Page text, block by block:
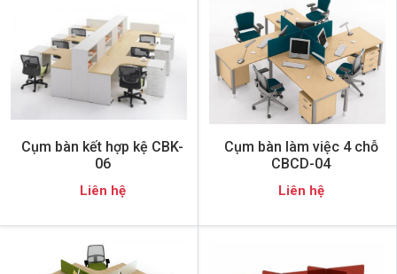
Cụm bàn kết hợp kệ CBK-
06
Liên hệ
Cụm bàn làm việc 4 chỗ
CBCD-04
Liên hệ